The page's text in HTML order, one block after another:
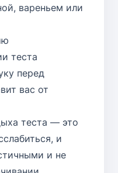
вареньем или
теста
перед
вас от
теста — это
и
и не